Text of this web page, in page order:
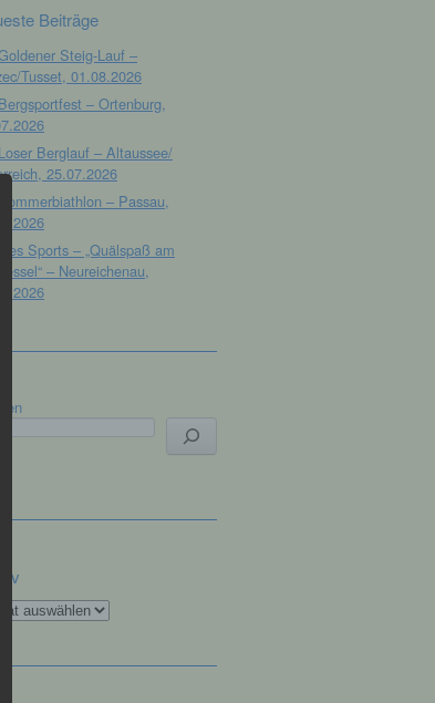
Beiträge
Steig-Lauf –
Tusset, 01.08.2026
– Ortenburg,
Berglauf – Altaussee/
25.07.2026
Sommerbiathlon – Passau,
des Sports – „Quälspaß am
– Neureichenau,